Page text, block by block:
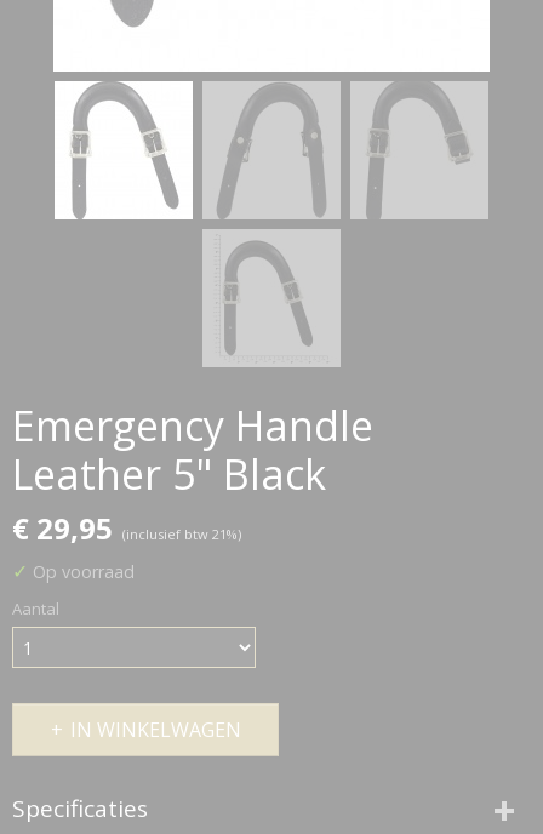
Emergency Handle
Leather 5" Black
€ 29,95 (inclusief btw 21%)
✓ Op voorraad
Aantal
IN WINKELWAGEN
Specificaties